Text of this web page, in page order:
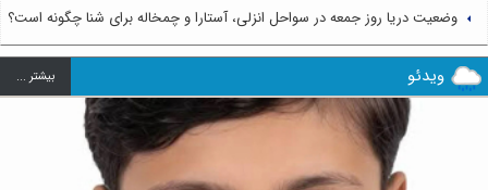
وضعیت دریا روز جمعه در سواحل انزلی، آستارا و چمخاله برای شنا چگونه است؟
ویدئو بيشتر ...